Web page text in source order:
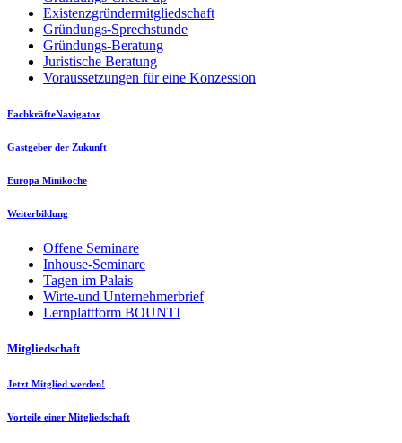
Existenzgründermitgliedschaft
Gründungs-Sprechstunde
Gründungs-Beratung
Juristische Beratung
Voraussetzungen für eine Konzession
FachkräfteNavigator
Gastgeber der Zukunft
Europa Miniköche
Weiterbildung
Offene Seminare
Inhouse-Seminare
Tagen im Palais
Wirte-und Unternehmerbrief
Lernplattform BOUNTI
Mitgliedschaft
Jetzt Mitglied werden!
Vorteile einer Mitgliedschaft